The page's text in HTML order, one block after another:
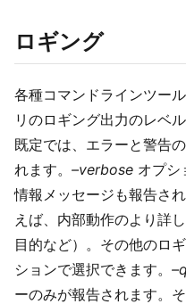
ロギング
各種コマンドラインツー
リのロギング出力のレベ
既定では、エラーと警告
れます。 –verbose オプシ
情報メッセージも報告され
えば、内部動作のより詳
目的など）。その他のロ
ションで選択できます。
ーのみが報告されます。